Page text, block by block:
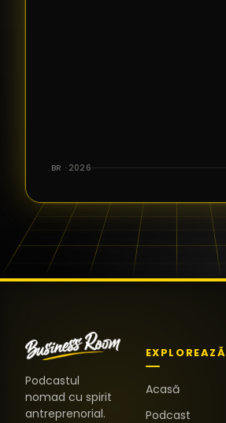
BR · 2026
Podcastul
nomad cu spirit
antreprenorial.
EXPLOREAZĂ
Acasă
Podcast